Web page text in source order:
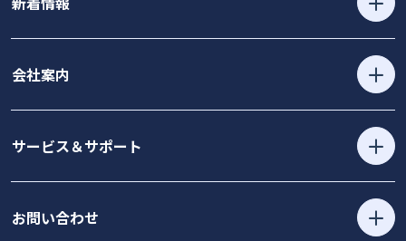
会社案内
サービス＆サポート
お問い合わせ